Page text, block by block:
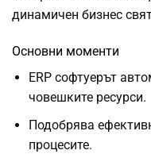
динамичен бизнес
Основни моменти
ERP софтуерът
човешките ресурси.
Подобрява
процесите.